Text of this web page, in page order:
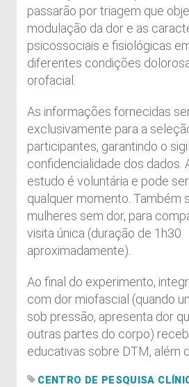
passarão por triagem que
modulação da dor e as
psicossociais e fisiológicas
diferentes condições
orofacial.
As informações fornecidas
exclusivamente para a
participantes, garantindo o
confidencialidade dos dados.
estudo é voluntária e pode
qualquer momento. Também
mulheres sem dor, para
visita única (duração de 1h30
aproximadamente).
Ao final do experimento,
com dor miofascial (quando
sob pressão, apresenta dor
outras partes do corpo)
educativas sobre DTM, além
CENTRO DE PESQUISA